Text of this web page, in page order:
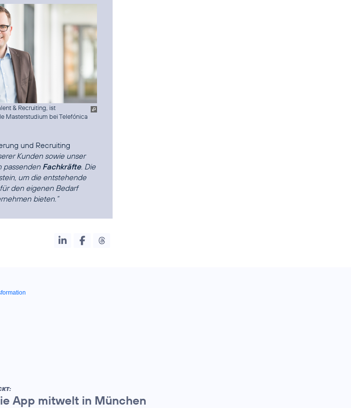
& Recruiting, ist
Masterstudium bei Telefónica
und Recruiting
Kunden sowie unser
passenden Fachkräfte. Die
um die entstehende
den eigenen Bedarf
bieten.“
App mitwelt in München